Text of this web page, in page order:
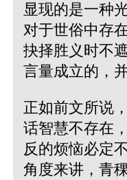
显现的是一种
对于世俗中存
抉择胜义时不
言量成立的，
正如前文所说
话智慧不存在
反的烦恼必定
角度来讲，青